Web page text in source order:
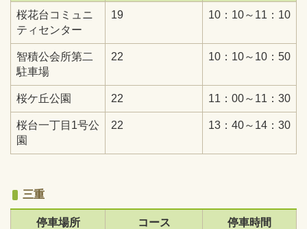
桜花台コミュニ
ティセンター
19 10：10～11：10
智積公会所第二
駐車場
22 10：10～10：50
桜ケ丘公園 22 11：00～11：30
桜台一丁目1号公
園
22 13：40～14：30
三重
停車場所 コース 停車時間